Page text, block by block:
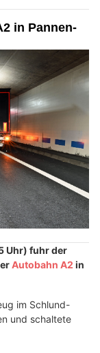
in Pannen-
Uhr) fuhr der
Autobahn A2 in
im Schlund-
und schaltete